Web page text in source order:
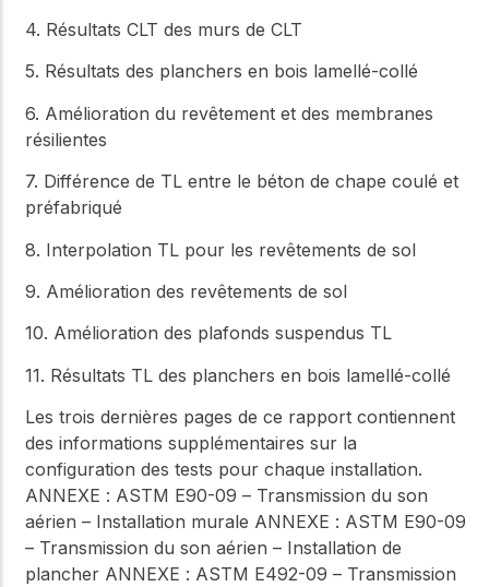
4. Résultats CLT des murs de CLT
5. Résultats des planchers en bois lamellé-collé
6. Amélioration du revêtement et des membranes
résilientes
7. Différence de TL entre le béton de chape coulé et
préfabriqué
8. Interpolation TL pour les revêtements de sol
9. Amélioration des revêtements de sol
10. Amélioration des plafonds suspendus TL
11. Résultats TL des planchers en bois lamellé-collé
Les trois dernières pages de ce rapport contiennent
des informations supplémentaires sur la
configuration des tests pour chaque installation.
ANNEXE : ASTM E90-09 – Transmission du son
aérien – Installation murale ANNEXE : ASTM E90-09
– Transmission du son aérien – Installation de
plancher ANNEXE : ASTM E492-09 – Transmission